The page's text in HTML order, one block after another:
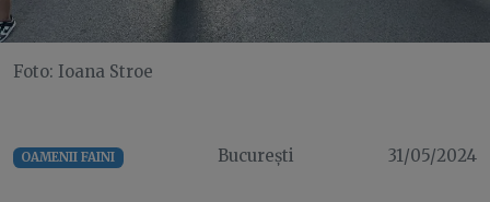
Foto: Ioana Stroe
OAMENII FAINI București 31/05/2024